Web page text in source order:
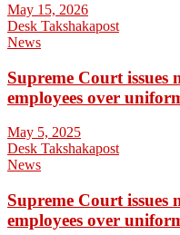
May 15, 2026
Desk Takshakapost
News
Supreme Court issues
employees over
May 5, 2025
Desk Takshakapost
News
Supreme Court issues
employees over